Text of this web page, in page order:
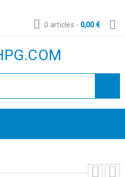
0 articles - 0,00€